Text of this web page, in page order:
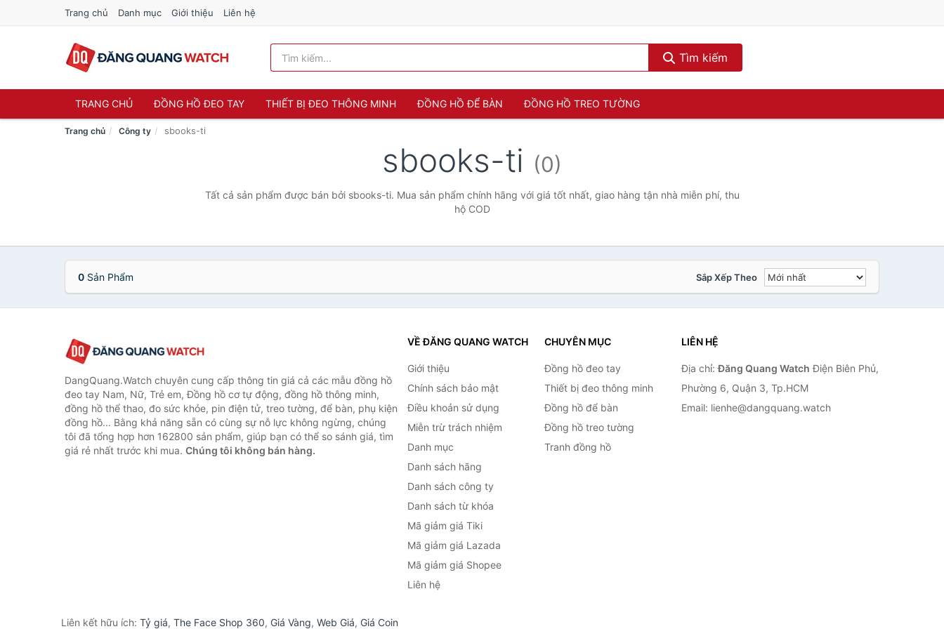
Trang chủ Danh mục Giới thiệu Liên hệ
Tìm kiếm
TRANG CHỦ ĐỒNG HỒ ĐEO TAY THIẾT BỊ ĐEO THÔNG MINH ĐỒNG HỒ ĐỂ BÀN ĐỒNG HỒ TREO TƯỜNG
Trang chủ Công ty sbooks-ti
sbooks-ti (0)
Tất cả sản phẩm được bán bởi sbooks-ti. Mua sản phẩm chính hãng với giá tốt nhất, giao hàng tận nhà miễn phí, thu
hộ COD
0 Sản Phẩm Sắp Xếp Theo
DangQuang.Watch chuyên cung cấp thông tin giá cả các mẫu đồng hồ
đeo tay Nam, Nữ, Trẻ em, Đồng hồ cơ tự động, đồng hồ thông minh,
đồng hồ thể thao, đo sức khỏe, pin điện tử, treo tường, để bàn, phụ kiện
đồng hồ... Bằng khả năng sẵn có cùng sự nỗ lực không ngừng, chúng
tôi đã tổng hợp hơn 162800 sản phẩm, giúp bạn có thể so sánh giá, tìm
giá rẻ nhất trước khi mua. Chúng tôi không bán hàng.
VỀ ĐĂNG QUANG WATCH
Giới thiệu
Chính sách bảo mật
Điều khoản sử dụng
Miễn trừ trách nhiệm
Danh mục
Danh sách hãng
Danh sách công ty
Danh sách từ khóa
Mã giảm giá Tiki
Mã giảm giá Lazada
Mã giảm giá Shopee
Liên hệ
CHUYÊN MỤC
Đồng hồ đeo tay
Thiết bị đeo thông minh
Đồng hồ để bàn
Đồng hồ treo tường
Tranh đồng hồ
LIÊN HỆ
Địa chỉ:Đăng Quang Watch Điện Biên Phủ,
Phường 6, Quận 3, Tp.HCM
Email: lienhe@dangquang.watch
Liên kết hữu ích: Tỷ giá, The Face Shop 360, Giá Vàng, Web Giá, Giá Coin